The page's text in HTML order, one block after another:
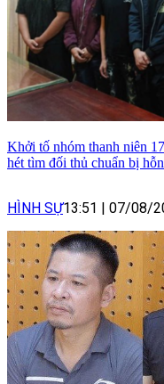
Khởi tố nhóm thanh niên
hét tìm đối thủ chuẩn bị
HÌNH SỰ13:51 | 07/08/